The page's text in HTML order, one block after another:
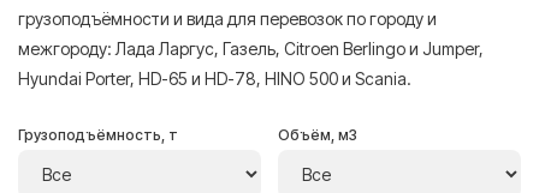
грузоподъёмности и вида для перевозок по городу и
межгороду: Лада Ларгус, Газель, Citroen Berlingo и Jumper,
Hyundai Porter, HD-65 и HD-78, HINO 500 и Scania.
Грузоподъёмность, т Объём, м3